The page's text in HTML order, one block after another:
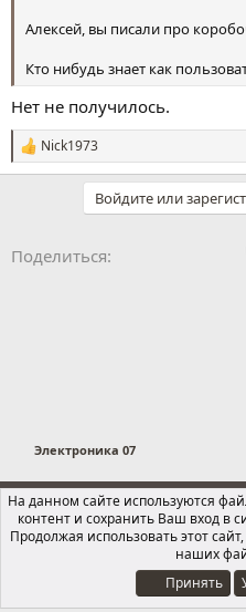
Алексей, вы писали про
Кто нибудь знает как
Нет не получилось.
С
и
и
Nick1973
Войдите или
Поделиться:
Электроника 07
Russian (RU)
Обратная связь
Условия и
Политика конфиденциальности
Локализация от xenForo.Info®
На данном сайте используются
контент и сохранить Ваш вход в
Продолжая использовать этот
наших
Принять